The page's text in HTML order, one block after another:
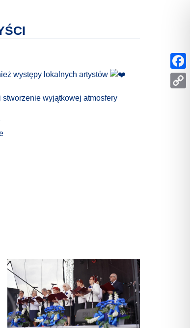
występy lokalnych artystów
wyjątkowej atmosfery